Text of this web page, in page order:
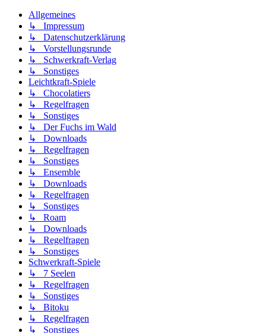
Allgemeines
↳ Impressum
↳ Datenschutzerklärung
↳ Vorstellungsrunde
↳ Schwerkraft-Verlag
↳ Sonstiges
Leichtkraft-Spiele
↳ Chocolatiers
↳ Regelfragen
↳ Sonstiges
↳ Der Fuchs im Wald
↳ Downloads
↳ Regelfragen
↳ Sonstiges
↳ Ensemble
↳ Downloads
↳ Regelfragen
↳ Sonstiges
↳ Roam
↳ Downloads
↳ Regelfragen
↳ Sonstiges
Schwerkraft-Spiele
↳ 7 Seelen
↳ Regelfragen
↳ Sonstiges
↳ Bitoku
↳ Regelfragen
↳ Sonstiges